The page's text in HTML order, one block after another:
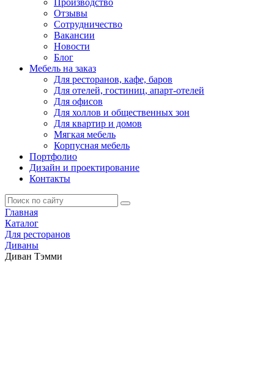
Производство
Отзывы
Сотрудничество
Вакансии
Новости
Блог
Мебель на заказ
Для ресторанов, кафе, баров
Для отелей, гостиниц, апарт-отелей
Для офисов
Для холлов и общественных зон
Для квартир и домов
Мягкая мебель
Корпусная мебель
Портфолио
Дизайн и проектирование
Контакты
Главная
Каталог
Для ресторанов
Диваны
Диван Тэмми